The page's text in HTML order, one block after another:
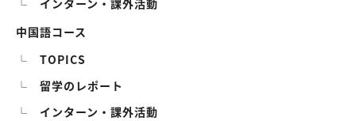
インターン・課外活動
中国語コース
TOPICS
留学のレポート
インターン・課外活動